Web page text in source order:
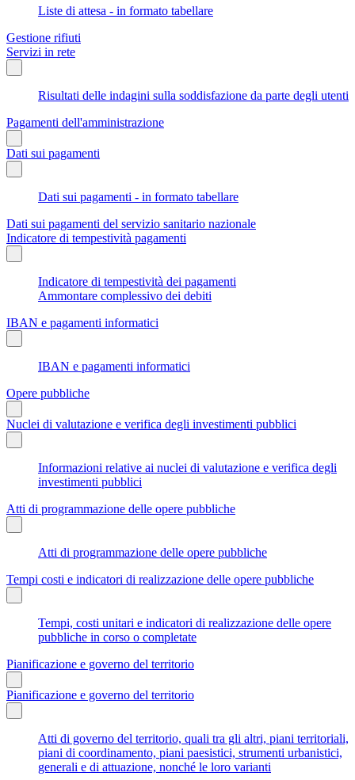
Liste di attesa - in formato tabellare
Gestione rifiuti
Servizi in rete
Risultati delle indagini sulla soddisfazione da parte degli utenti
Pagamenti dell'amministrazione
Dati sui pagamenti
Dati sui pagamenti - in formato tabellare
Dati sui pagamenti del servizio sanitario nazionale
Indicatore di tempestività pagamenti
Indicatore di tempestività dei pagamenti
Ammontare complessivo dei debiti
IBAN e pagamenti informatici
IBAN e pagamenti informatici
Opere pubbliche
Nuclei di valutazione e verifica degli investimenti pubblici
Informazioni relative ai nuclei di valutazione e verifica degli
investimenti pubblici
Atti di programmazione delle opere pubbliche
Atti di programmazione delle opere pubbliche
Tempi costi e indicatori di realizzazione delle opere pubbliche
Tempi, costi unitari e indicatori di realizzazione delle opere
pubbliche in corso o completate
Pianificazione e governo del territorio
Pianificazione e governo del territorio
Atti di governo del territorio, quali tra gli altri, piani territoriali,
piani di coordinamento, piani paesistici, strumenti urbanistici,
generali e di attuazione, nonché le loro varianti